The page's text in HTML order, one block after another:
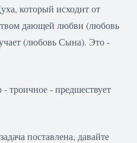
который исходит от
дающей любви (любовь
(любовь Сына). Это -
- троичное - предшествует
поставлена, давайте